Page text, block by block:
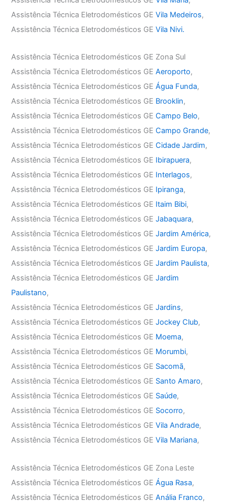
Assistência Técnica Eletrodomésticos GEVila Medeiros,
Assistência Técnica Eletrodomésticos GEVila Nivi.
Assistência Técnica Eletrodomésticos GE Zona Sul
Assistência Técnica Eletrodomésticos GEAeroporto,
Assistência Técnica Eletrodomésticos GEÁgua Funda,
Assistência Técnica Eletrodomésticos GE Brooklin,
Assistência Técnica Eletrodomésticos GECampo Belo,
Assistência Técnica Eletrodomésticos GECampo Grande,
Assistência Técnica Eletrodomésticos GECidade Jardim,
Assistência Técnica Eletrodomésticos GE Ibirapuera,
Assistência Técnica Eletrodomésticos GE Interlagos,
Assistência Técnica Eletrodomésticos GE Ipiranga,
Assistência Técnica Eletrodomésticos GE Itaim Bibi,
Assistência Técnica Eletrodomésticos GEJabaquara,
Assistência Técnica Eletrodomésticos GEJardim América,
Assistência Técnica Eletrodomésticos GEJardim Europa,
Assistência Técnica Eletrodomésticos GEJardim Paulista,
Assistência Técnica Eletrodomésticos GEJardim
Paulistano,
Assistência Técnica Eletrodomésticos GEJardins,
Assistência Técnica Eletrodomésticos GEJockey Club,
Assistência Técnica Eletrodomésticos GE Moema,
Assistência Técnica Eletrodomésticos GE Morumbi,
Assistência Técnica Eletrodomésticos GE Sacomã,
Assistência Técnica Eletrodomésticos GE Santo Amaro,
Assistência Técnica Eletrodomésticos GE Saúde,
Assistência Técnica Eletrodomésticos GE Socorro,
Assistência Técnica Eletrodomésticos GEVila Andrade,
Assistência Técnica Eletrodomésticos GEVila Mariana,
Assistência Técnica Eletrodomésticos GE Zona Leste
Assistência Técnica Eletrodomésticos GEÁgua Rasa,
Assistência Técnica Eletrodomésticos GEAnália Franco,